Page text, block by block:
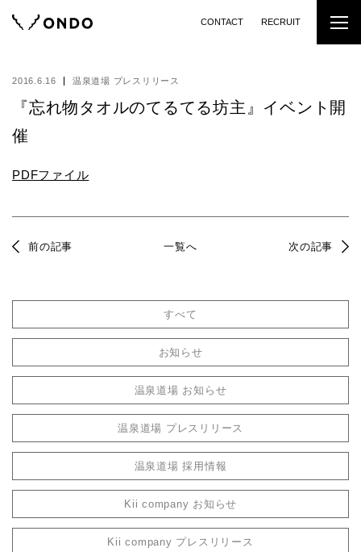
CONTACT RECRUIT
2016.6.16 温泉道場 プレスリリース
『忘れ物タオルのてるてる坊主』イベント開
催
PDFファイル
前の記事 一覧へ 次の記事
すべて
お知らせ
温泉道場 お知らせ
温泉道場 プレスリリース
温泉道場 採用情報
Kii company お知らせ
Kii company プレスリリース